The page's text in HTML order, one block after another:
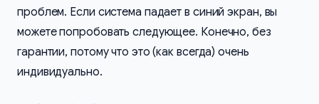
проблем. Если система падает в синий экран, вы
можете попробовать следующее. Конечно, без
гарантии, потому что это (как всегда) очень
индивидуально.